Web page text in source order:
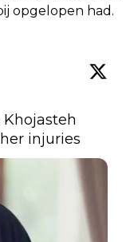
opgelopen had.
Khojasteh
injuries